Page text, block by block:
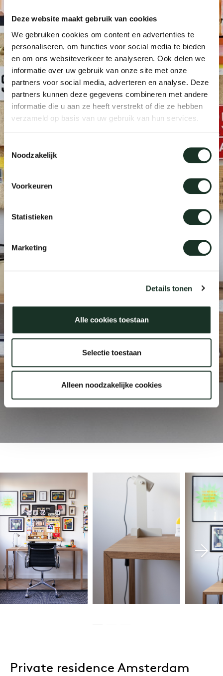
Deze website maakt gebruik van cookies
We gebruiken cookies om content en advertenties te
personaliseren, om functies voor social media te bieden
en om ons websiteverkeer te analyseren. Ook delen we
informatie over uw gebruik van onze site met onze
partners voor social media, adverteren en analyse. Deze
partners kunnen deze gegevens combineren met andere
informatie die u aan ze heeft verstrekt of die ze hebben
verzameld op basis van uw gebruik van hun services.
Toestemmingsselectie
Noodzakelijk
Voorkeuren
Statistieken
Marketing
Details tonen
Alle cookies toestaan
Selectie toestaan
Alleen noodzakelijke cookies
dick
ineke
karel
Private residence Amsterdam